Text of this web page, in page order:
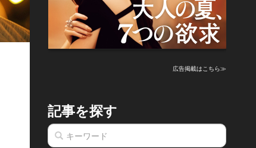
広告掲載はこちら≫
記事を探す